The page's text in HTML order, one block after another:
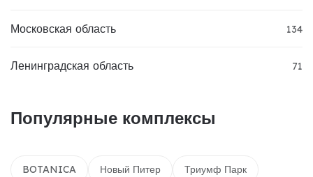
Московская область 134
Ленинградская область 71
Популярные комплексы
BOTANICA Новый Питер Триумф Парк